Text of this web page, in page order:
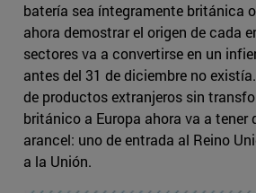
batería sea íntegramente británica
ahora demostrar el origen de cada
sectores va a convertirse en un
antes del 31 de diciembre no
de productos extranjeros sin
británico a Europa ahora va a tener
arancel: uno de entrada al Reino
a la Unión.